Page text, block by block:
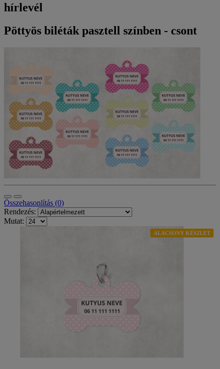
hírlevél
Pöttyös biléták pasztell színben - csont
Összehasonlítás (0)
Rendezés:
Mutat:
ALACSONY KÉSZLET